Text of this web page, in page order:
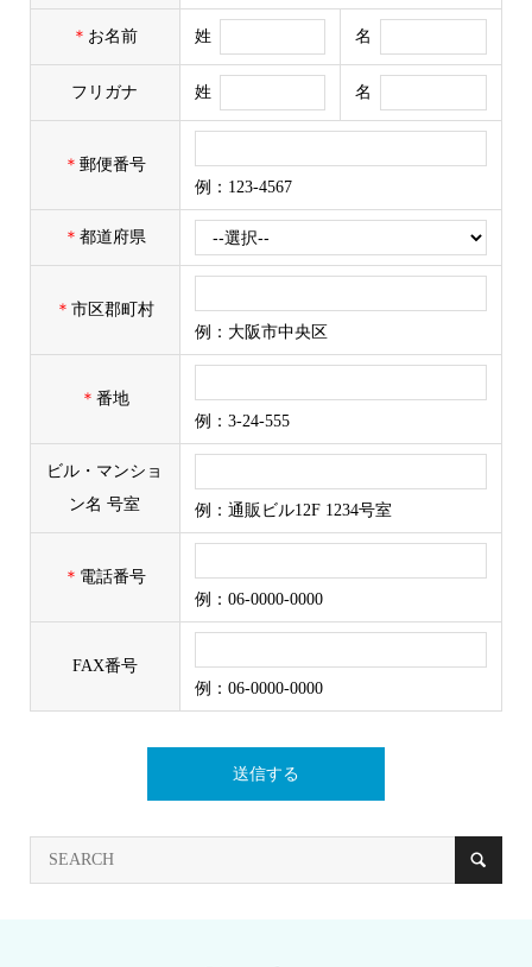
＊ お名前 姓 名
フリガナ 姓 名
＊郵便番号
例：123-4567
＊都道府県
＊市区郡町村
例：大阪市中央区
＊番地
例：3-24-555
ビル・マンショ
ン名 号室
例：通販ビル12F 1234号室
＊ 電話番号
例：06-0000-0000
FAX番号
例：06-0000-0000